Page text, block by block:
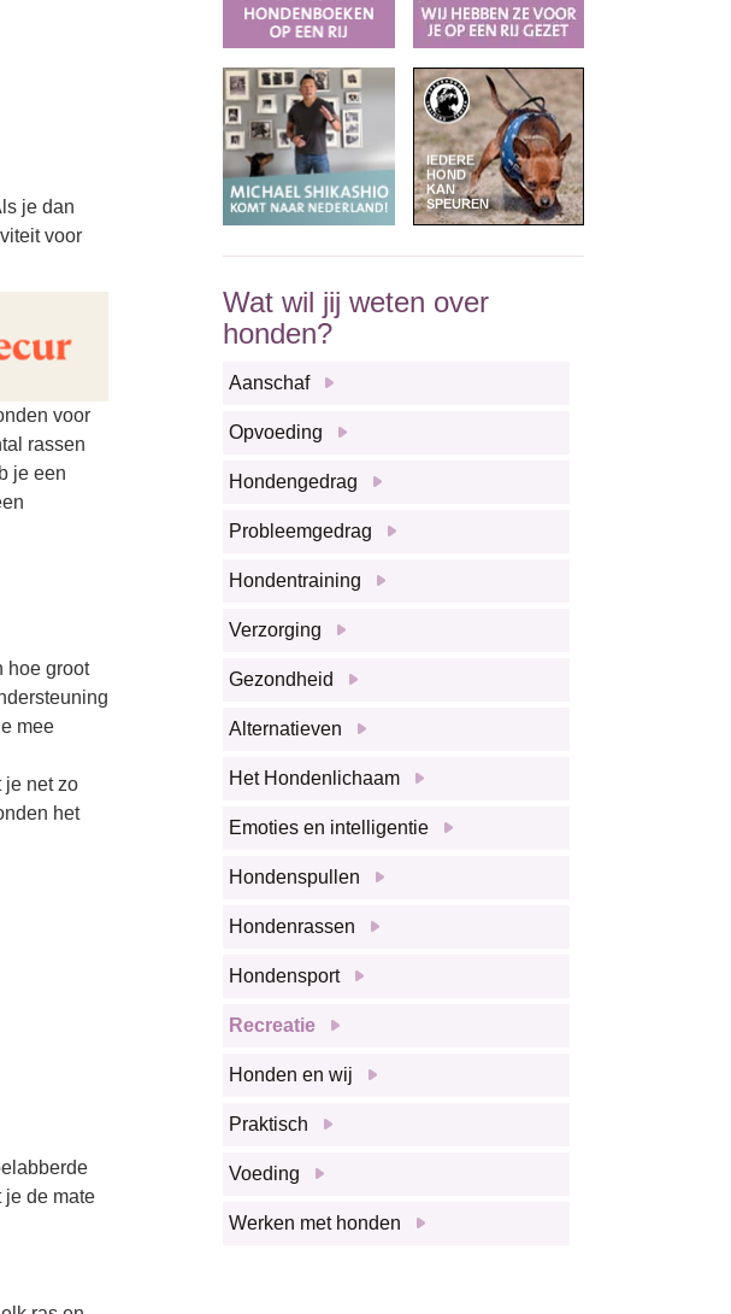
je dan
voor
voor
rassen
je een
hoe groot
mee
je net zo
het
je de mate
Wat wil jij weten over
honden?
Aanschaf
Opvoeding
Hondengedrag
Probleemgedrag
Hondentraining
Verzorging
Gezondheid
Alternatieven
Het Hondenlichaam
Emoties en intelligentie
Hondenspullen
Hondenrassen
Hondensport
Recreatie
Honden en wij
Praktisch
Voeding
Werken met honden